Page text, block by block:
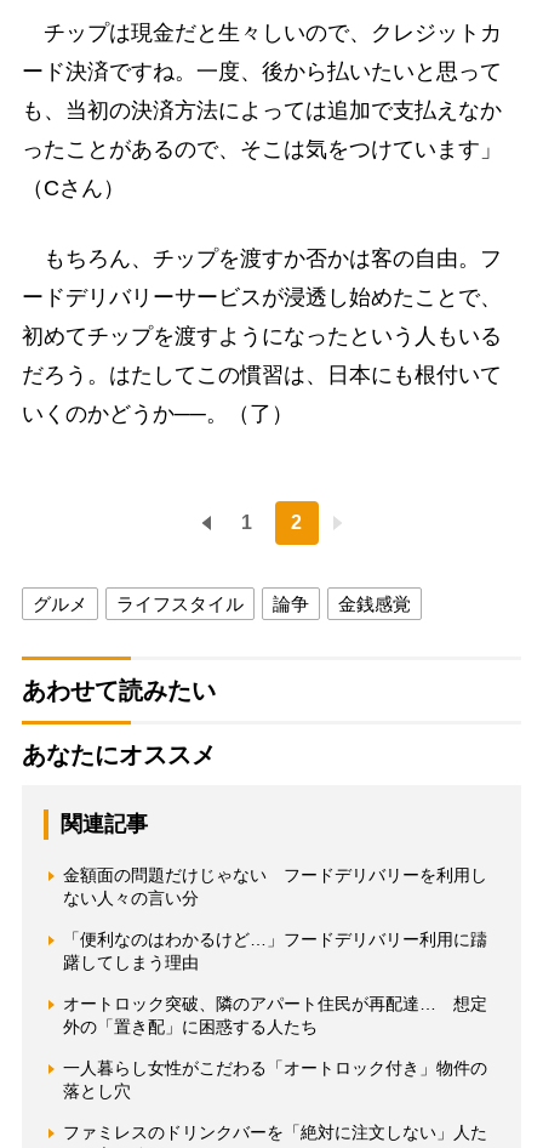
チップは現金だと生々しいので、クレジットカ
ード決済ですね。一度、後から払いたいと思って
も、当初の決済方法によっては追加で支払えなか
ったことがあるので、そこは気をつけています」
（Cさん）
もちろん、チップを渡すか否かは客の自由。フ
ードデリバリーサービスが浸透し始めたことで、
初めてチップを渡すようになったという人もいる
だろう。はたしてこの慣習は、日本にも根付いて
いくのかどうか──。（了）
1 2
グルメ ライフスタイル 論争 金銭感覚
あわせて読みたい
あなたにオススメ
関連記事
金額面の問題だけじゃない フードデリバリーを利用し
ない人々の言い分
「便利なのはわかるけど…」フードデリバリー利用に躊
躇してしまう理由
オートロック突破、隣のアパート住民が再配達… 想定
外の「置き配」に困惑する人たち
一人暮らし女性がこだわる「オートロック付き」物件の
落とし穴
ファミレスのドリンクバーを「絶対に注文しない」人た